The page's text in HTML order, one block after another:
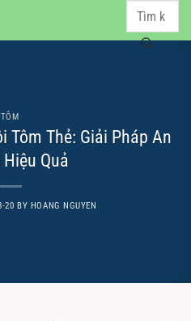
TÔM
Tôm Thẻ: Giải Pháp An
Quả
20 BY HOANG NGUYEN